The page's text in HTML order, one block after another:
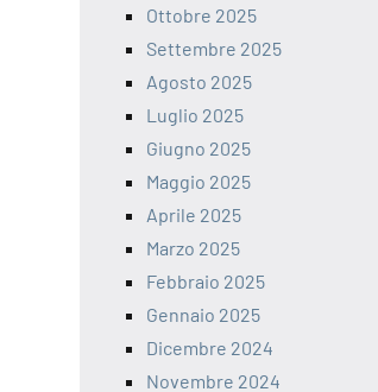
Ottobre 2025
Settembre 2025
Agosto 2025
Luglio 2025
Giugno 2025
Maggio 2025
Aprile 2025
Marzo 2025
Febbraio 2025
Gennaio 2025
Dicembre 2024
Novembre 2024